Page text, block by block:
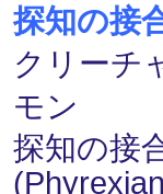
探知の接
クリーチ
モン
探知の接